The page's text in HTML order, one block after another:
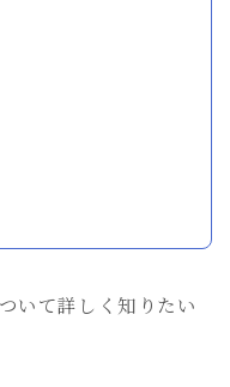
いて詳しく知りたい